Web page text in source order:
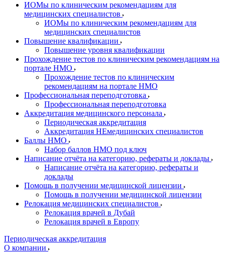
ИОМы по клиническим рекомендациям для
медицинских специалистов
ИОМы по клиническим рекомендациям для
медицинских специалистов
Повышение квалификации
Повышение уровня квалификации
Прохождение тестов по клиническим рекомендациям на
портале НМО
Прохождение тестов по клиническим
рекомендациям на портале НМО
Профессиональная переподготовка
Профессиональная переподготовка
Аккредитация медицинского персонала
Периодическая аккредитация
Аккредитация НЕмедицинских специалистов
Баллы НМО
Набор баллов НМО под ключ
Написание отчёта на категорию, рефераты и доклады
Написание отчёта на категорию, рефераты и
доклады
Помощь в получении медицинской лицензии
Помощь в получении медицинской лицензии
Релокация медицинских специалистов
Релокация врачей в Дубай
Релокация врачей в Европу
Периодическая аккредитация
О компании